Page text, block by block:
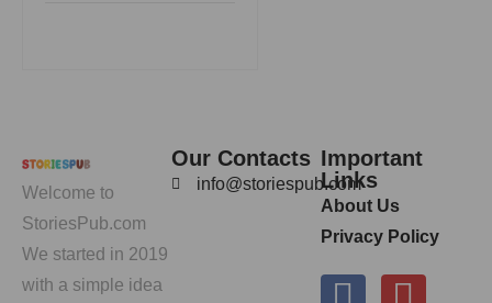
Welcome to
StoriesPub.com
We started in 2019
with a simple idea
Our Contacts
info@storiespub.com
Important
Links
About Us
Privacy Policy